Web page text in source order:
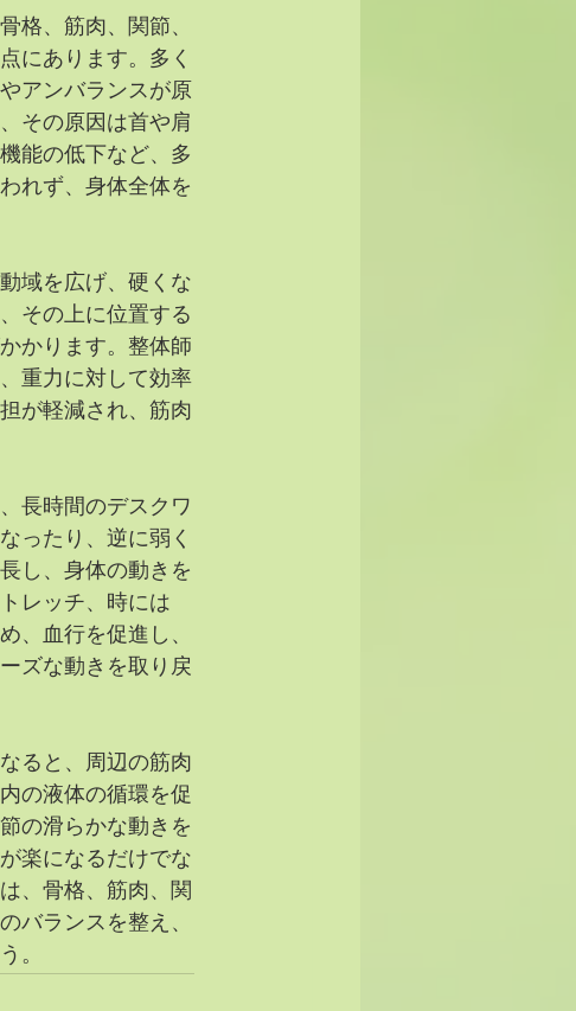
格、筋肉、関節、
にあります。多く
アンバランスが原
その原因は首や肩
能の低下など、多
れず、身体全体を
域を広げ、硬くな
その上に位置する
かります。整体師
重力に対して効率
が軽減され、筋肉
長時間のデスクワ
ったり、逆に弱く
し、身体の動きを
レッチ、時には
、血行を促進し、
ズな動きを取り戻
ると、周辺の筋肉
の液体の循環を促
の滑らかな動きを
楽になるだけでな
、骨格、筋肉、関
バランスを整え、
。